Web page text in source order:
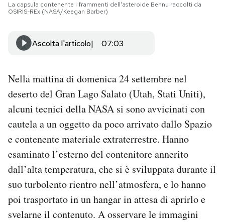
SHOP
CALENDARIO
AREA PERSONALE
Area Personale
Newsletter
Notifiche mobile
Regala il Post
Hai bisogno di aiuto?
La capsula contenente i frammenti dell'asteroide Bennu raccolti da
OSIRIS-REx (NASA/Keegan Barber)
Ascolta l'articolo 07:03
Nella mattina di domenica 24 settembre nel
deserto del Gran Lago Salato (Utah, Stati Uniti),
alcuni tecnici della NASA si sono avvicinati con
cautela a un oggetto da poco arrivato dallo Spazio
e contenente materiale extraterrestre. Hanno
esaminato l’esterno del contenitore annerito
dall’alta temperatura, che si è sviluppata durante il
suo turbolento rientro nell’atmosfera, e lo hanno
poi trasportato in un hangar in attesa di aprirlo e
svelarne il contenuto. A osservare le immagini